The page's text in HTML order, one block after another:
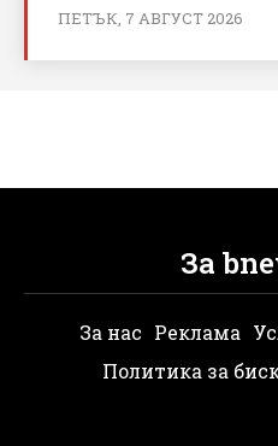
ПЕТЪК, 7 АВГУСТ 2026
За
За нас Реклама
Политика за